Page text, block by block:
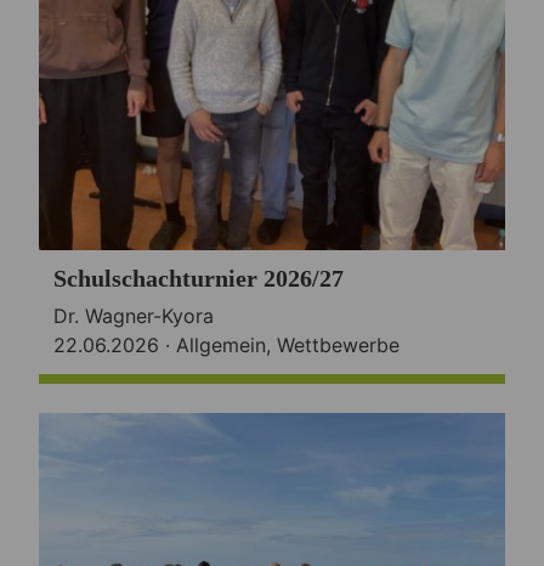
Schulschachturnier 2026/27
Dr. Wagner-Kyora
22.06.2026 · Allgemein, Wettbewerbe